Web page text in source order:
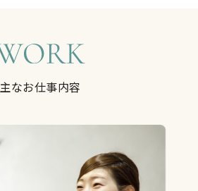
主なお仕事内容